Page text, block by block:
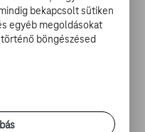
hoztunk létre az
amelyben
olyan filmeket
a Holdfény, a Szólíts a
vagy A dán lány.
bekapcsolt sütiken
egyéb megoldásokat
böngészésed